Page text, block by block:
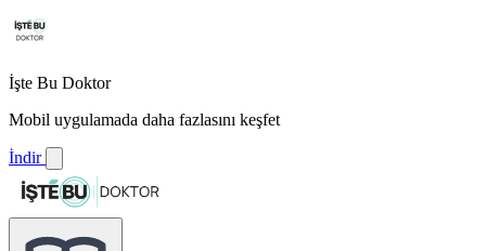
İşte Bu Doktor
Mobil uygulamada daha fazlasını keşfet
İndir